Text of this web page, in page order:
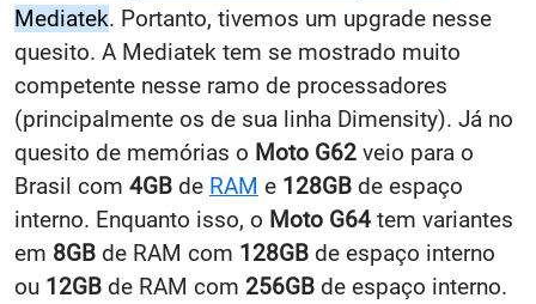
Mediatek. Portanto, tivemos um upgrade nesse
quesito. A Mediatek tem se mostrado muito
competente nesse ramo de processadores
(principalmente os de sua linha Dimensity). Já no
quesito de memórias o Moto G62 veio para o
Brasil com 4GB de RAM e 128GB de espaço
interno. Enquanto isso, o Moto G64 tem variantes
em 8GB de RAM com 128GB de espaço interno
ou 12GB de RAM com 256GB de espaço interno.